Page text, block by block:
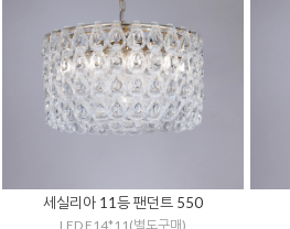
세실리아 11등 팬던트 550
LED E14*11(별도구매)